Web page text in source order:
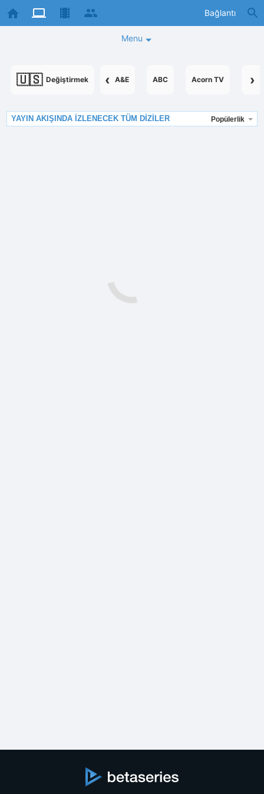
Bağlantı
Menu
🇺🇸 Değiştirmek ‹ ›
A&E ABC Acorn TV
YAYIN AKIŞINDA IZLENECEK TÜM DIZILER Popülerlik